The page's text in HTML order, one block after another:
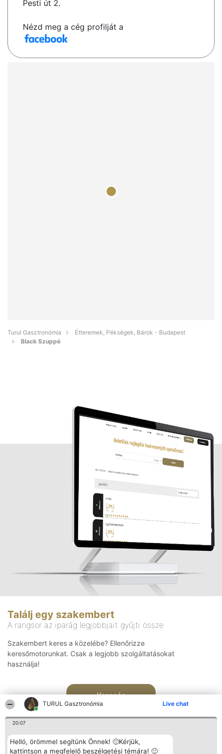
TURUL Gasztronómia Live chat
20:07
Helló, örömmel segítünk Önnek! 🙂Kérjük,
kattintson a megfelelő beszélgetési témára! 🙂
Pesti út 2.
Nézd meg a cég profilját a
Turul Gasztronómia
Étteremek, Pékségek, Bárok - Budapest
Black Szuppé
Találj egy szakembert
A rangsor az iparág legjobbjait gyűjti össze
Szakembert keres a közelébe? Ellenőrizze
keresőmotorunkat. Csak a legjobb szolgáltatásokat
használja!
Keresés